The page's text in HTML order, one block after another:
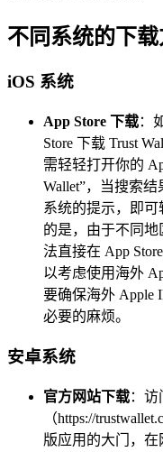
不同系统的下
iOS 系统
App Store 下载：
Store 下载 Trust
需轻轻打开你的
Wallet”，当搜索
系统的提示，即
的是，由于不同
法直接在 App
以考虑使用海外
要确保海外 Apple
必要的麻烦。
安卓系统
官方网站下载：访
（https://
版应用的大门，